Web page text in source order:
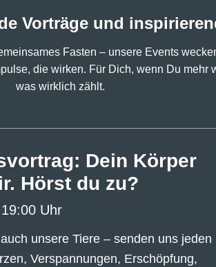
Vorträge und
Fasten – unsere Events
die wirken. Für Dich, wenn Du
was wirklich zählt.
Dein Körper
Hörst du zu?
19:00 Uhr
unsere Tiere – senden uns jeden
Verspannungen, Erschöpfung,